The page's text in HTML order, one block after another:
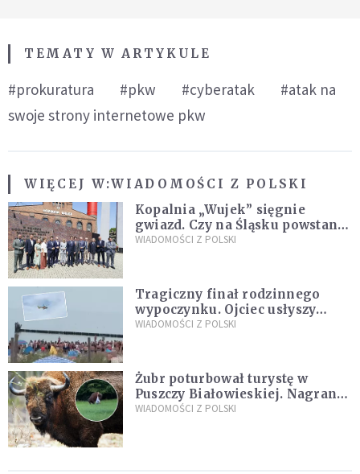
TEMATY W ARTYKULE
#prokuratura #pkw #cyberatak
#atak na
swoje strony internetowe pkw
WIĘCEJ W:WIADOMOŚCI Z POLSKI
Kopalnia „Wujek” sięgnie
gwiazd. Czy na Śląsku powstanie
„Dolina Krzemowa”?
WIADOMOŚCI Z POLSKI
Tragiczny finał rodzinnego
wypoczynku. Ojciec usłyszy
zarzuty
WIADOMOŚCI Z POLSKI
Żubr poturbował turystę w
Puszczy Białowieskiej. Nagranie
daje do myślenia
WIADOMOŚCI Z POLSKI